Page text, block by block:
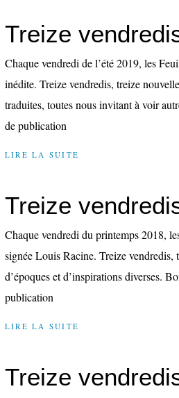
Treize
Chaque vendredi de l’été 2019, les
inédite. Treize vendredis, treize
traduites, toutes nous invitant à voir
de publication
LIRE LA SUITE
Treize
Chaque vendredi du printemps 2018,
signée Louis Racine. Treize vendredis,
d’époques et d’inspirations diverses.
publication
LIRE LA SUITE
Treize